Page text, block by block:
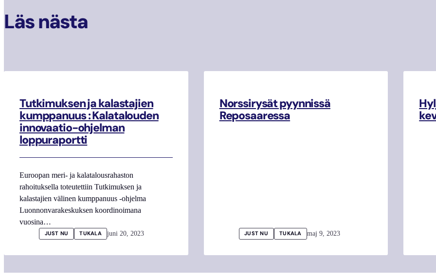
Läs nästa
Tutkimuksen ja kalastajien
kumppanuus : Kalatalouden
innovaatio-ohjelman
loppuraportti
Euroopan meri- ja kalatalousrahaston
rahoituksella toteutettiin Tutkimuksen ja
kalastajien välinen kumppanuus -ohjelma
Luonnonvarakeskuksen koordinoimana
vuosina…
JUST NU TUKALA juni 20, 2023
Norssirysät pyynnissä
Reposaaressa
JUST NU TUKALA maj 9, 2023